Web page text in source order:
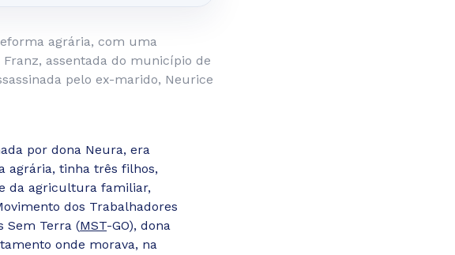
agrária, com uma
assentada do município de
pelo ex-marido, Neurice
por dona Neura, era
agrária, tinha três filhos,
da agricultura familiar,
dos Trabalhadores
Sem Terra (MST-GO), dona
onde morava, na